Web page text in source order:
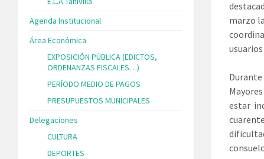
marzo
Durante
estar
Agenda Institucional
Área Económica
EXPOSICIÓN PÚBLICA (EDICTOS,
ORDENANZAS FISCALES…)
PERÍODO MEDIO DE PAGOS
PRESUPUESTOS MUNICIPALES
Delegaciones
CULTURA
DEPORTES